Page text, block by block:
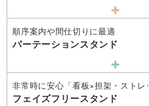
順序案内や間仕切りに最適
パーテーションスタンド
非常時に安心「看板×担架・ストレ
フェイズフリースタンド